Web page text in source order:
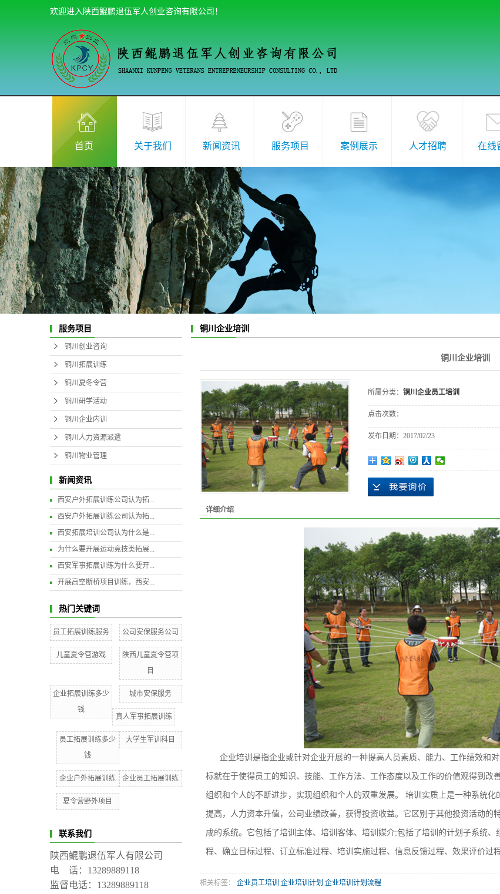
欢迎进入陕西鲲鹏退伍军人创业咨询有限公司！
首页 关于我们 新闻资讯 服务项目 案例展示 人才招聘 在线
服务项目
铜川创业咨询
铜川拓展训练
铜川夏冬令营
铜川研学活动
铜川企业内训
铜川人力资源派遣
铜川物业管理
新闻资讯
西安户外拓展训练公司认为拓...
西安户外拓展训练公司认为拓...
西安拓展培训公司认为什么是...
为什么要开展运动竞技类拓展...
西安军事拓展训练为什么要开...
开展高空断桥项目训练，西安...
热门关键词
员工拓展训练服务 公司安保服务公司
儿童夏令营游戏
陕西儿童夏令营项
目
企业拓展训练多少
钱
城市安保服务
真人军事拓展训练
员工拓展训练多少
钱
大学生军训科目
企业户外拓展训练 企业员工拓展训练
夏令营野外项目
联系我们
陕西鲲鹏退伍军人有限公司
电 话：13289889118
监督电话：13289889118
铜川企业培训
铜川企业培训
所属分类： 铜川企业员工培训
点击次数：
发布日期： 2017/02/23
详细介绍
企业培训是指企业或针对企业开展的一种提高人员素质、能力、工作绩效和
标就在于使得员工的知识、技能、工作方法、工作态度以及工作的价值观得到
组织和个人的不断进步，实现组织和个人的双重发展。 培训实质上是一种系统
提高，人力资本升值，公司业绩改善，获得投资收益。它区别于其他投资活动的
成的系统。它包括了培训主体、培训客体、培训媒介;包括了培训的计划子系统
程、确立目标过程、订立标准过程、培训实施过程、信息反馈过程、效果评价过程
相关标签： 企业员工培训 ,企业培训计划 ,企业培训计划流程